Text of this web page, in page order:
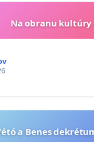
Na obranu kultúry
a Benes